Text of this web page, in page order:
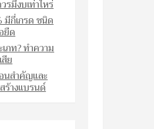
รมีงบเท่าไหร่
กี่เกรด ชนิด
ยืด
ภท? ทำความ
ย
นสำคัญและ
ร้างแบรนด์